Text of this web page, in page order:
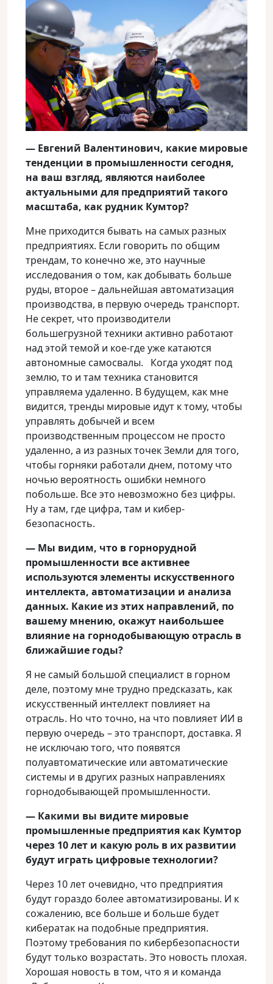
— Евгений Валентинович, какие мировые
тенденции в промышленности сегодня,
на ваш взгляд, являются наиболее
актуальными для предприятий такого
масштаба, как рудник Кумтор?
Мне приходится бывать на самых разных
предприятиях. Если говорить по общим
трендам, то конечно же, это научные
исследования о том, как добывать больше
руды, второе – дальнейшая автоматизация
производства, в первую очередь транспорт.
Не секрет, что производители
большегрузной техники активно работают
над этой темой и кое-где уже катаются
автономные самосвалы. Когда уходят под
землю, то и там техника становится
управляема удаленно. В будущем, как мне
видится, тренды мировые идут к тому, чтобы
управлять добычей и всем
производственным процессом не просто
удаленно, а из разных точек Земли для того,
чтобы горняки работали днем, потому что
ночью вероятность ошибки немного
побольше. Все это невозможно без цифры.
Ну а там, где цифра, там и кибер-
безопасность.
— Мы видим, что в горнорудной
промышленности все активнее
используются элементы искусственного
интеллекта, автоматизации и анализа
данных. Какие из этих направлений, по
вашему мнению, окажут наибольшее
влияние на горнодобывающую отрасль в
ближайшие годы?
Я не самый большой специалист в горном
деле, поэтому мне трудно предсказать, как
искусственный интеллект повлияет на
отрасль. Но что точно, на что повлияет ИИ в
первую очередь – это транспорт, доставка. Я
не исключаю того, что появятся
полуавтоматические или автоматические
системы и в других разных направлениях
горнодобывающей промышленности.
— Какими вы видите мировые
промышленные предприятия как Кумтор
через 10 лет и какую роль в их развитии
будут играть цифровые технологии?
Через 10 лет очевидно, что предприятия
будут гораздо более автоматизированы. И к
сожалению, все больше и больше будет
кибератак на подобные предприятия.
Поэтому требования по кибербезопасности
будут только возрастать. Это новость плохая.
Хорошая новость в том, что я и команда